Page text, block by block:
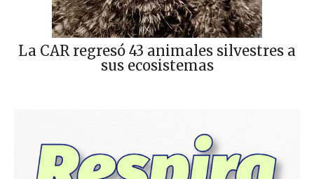
La CAR regresó 43 animales silvestres a
sus ecosistemas